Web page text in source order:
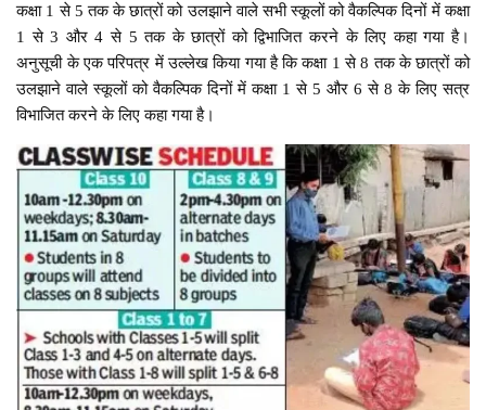
कक्षा 1 से 5 तक के छात्रों को उलझाने वाले सभी स्कूलों को वैकल्पिक दिनों में कक्षा
1 से 3 और 4 से 5 तक के छात्रों को द्विभाजित करने के लिए कहा गया है।
अनुसूची के एक परिपत्र में उल्लेख किया गया है कि कक्षा 1 से 8 तक के छात्रों को
उलझाने वाले स्कूलों को वैकल्पिक दिनों में कक्षा 1 से 5 और 6 से 8 के लिए सत्र
विभाजित करने के लिए कहा गया है।